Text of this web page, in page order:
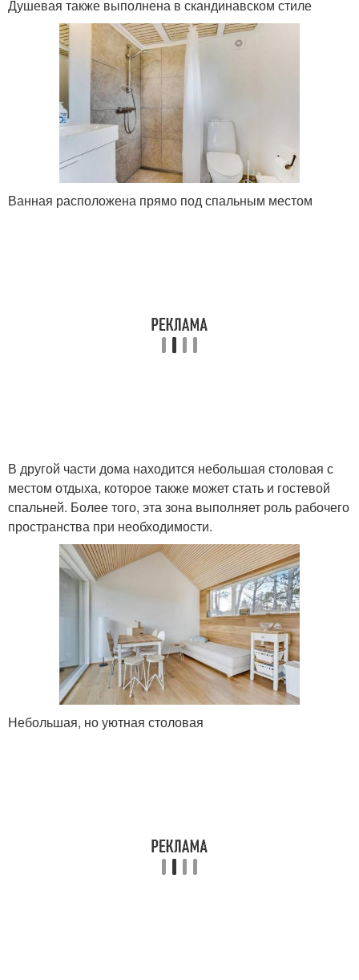
Душевая также выполнена в скандинавском стиле
Ванная расположена прямо под спальным местом
В другой части дома находится небольшая столовая с
местом отдыха, которое также может стать и гостевой
спальней. Более того, эта зона выполняет роль рабочего
пространства при необходимости.
Небольшая, но уютная столовая